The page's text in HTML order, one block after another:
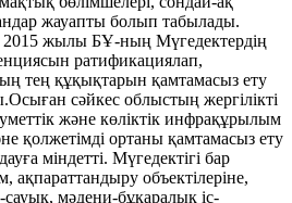
жауапты болып табылады.
2015 жылы БҰ-ның Мүгедектердің
ратификациялап,
тең құқықтарын қамтамасыз ету
сәйкес облыстың жергілікті
және көліктік инфрақұрылым
қолжетімді ортаны қамтамасыз ету
міндетті. Мүгедектігі бар
объектілеріне,
мәдени-бұқаралық іс-